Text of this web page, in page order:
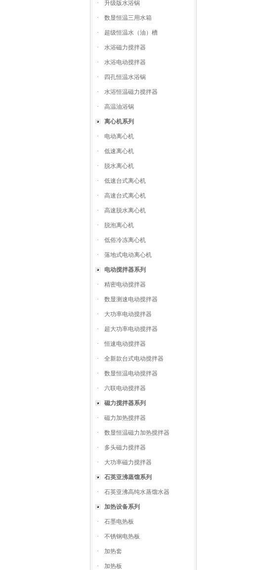
· 升级版水浴锅
· 数显恒温三用水箱
· 超级恒温水（油）槽
· 水浴磁力搅拌器
· 水浴电动搅拌器
· 四孔恒温水浴锅
· 水浴恒温磁力搅拌器
· 高温油浴锅
离心机系列
· 电动离心机
· 低速离心机
· 脱水离心机
· 低速台式离心机
· 高速台式离心机
· 高速脱水离心机
· 脱泡离心机
· 低俗冷冻离心机
· 落地式电动离心机
电动搅拌器系列
· 精密电动搅拌器
· 数显测速电动搅拌器
· 大功率电动搅拌器
· 超大功率电动搅拌器
· 恒速电动搅拌器
· 全新款台式电动搅拌器
· 数显恒温电动搅拌器
· 六联电动搅拌器
磁力搅拌器系列
· 磁力加热搅拌器
· 数显恒温磁力加热搅拌器
· 多头磁力搅拌器
· 大功率磁力搅拌器
石英亚沸蒸馏系列
· 石英亚沸高纯水蒸馏水器
加热设备系列
· 石墨电热板
· 不锈钢电热板
· 加热套
· 加热板